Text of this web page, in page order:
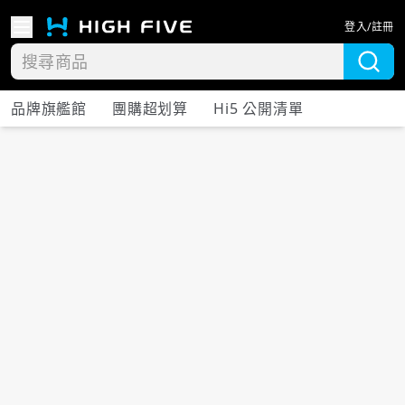
登入/註冊
品牌旗艦館 團購超划算 Hi5 公開清單